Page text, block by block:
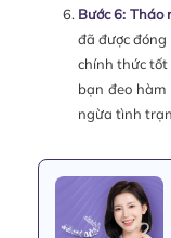
Bước 6: Tháo
đã được
chính thức tốt
bạn đeo
ngừa tình